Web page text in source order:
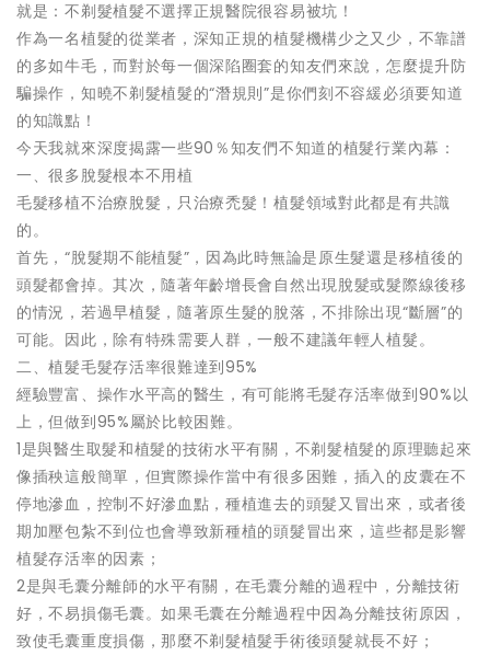
就是：不剃髮植髮不選擇正規醫院很容易被坑！
作為一名植髮的從業者，深知正規的植髮機構少之又少，不靠譜
的多如牛毛，而對於每一個深陷圈套的知友們來說，怎麼提升防
騙操作，知曉不剃髮植髮的“潛規則”是你們刻不容緩必須要知道
的知識點！
今天我就來深度揭露一些90％知友們不知道的植髮行業內幕：
一、很多脫髮根本不用植
毛髮移植不治療脫髮，只治療禿髮！植髮領域對此都是有共識
的。
首先，“脫髮期不能植髮”，因為此時無論是原生髮還是移植後的
頭髮都會掉。其次，隨著年齡增長會自然出現脫髮或髮際線後移
的情況，若過早植髮，隨著原生髮的脫落，不排除出現“斷層”的
可能。因此，除有特殊需要人群，一般不建議年輕人植髮。
二、植髮毛髮存活率很難達到95%
經驗豐富、操作水平高的醫生，有可能將毛髮存活率做到90%以
上，但做到95%屬於比較困難。
1是與醫生取髮和植髮的技術水平有關，不剃髮植髮的原理聽起來
像插秧這般簡單，但實際操作當中有很多困難，插入的皮囊在不
停地滲血，控制不好滲血點，種植進去的頭髮又冒出來，或者後
期加壓包紮不到位也會導致新種植的頭髮冒出來，這些都是影響
植髮存活率的因素；
2是與毛囊分離師的水平有關，在毛囊分離的過程中，分離技術
好，不易損傷毛囊。如果毛囊在分離過程中因為分離技術原因，
致使毛囊重度損傷，那麼不剃髮植髮手術後頭髮就長不好；